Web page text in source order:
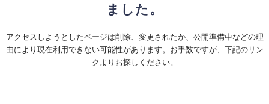
ました。
アクセスしようとしたページは削除、変更されたか、公開準備中などの理
由により現在利用できない可能性があります。お手数ですが、下記のリン
クよりお探しください。